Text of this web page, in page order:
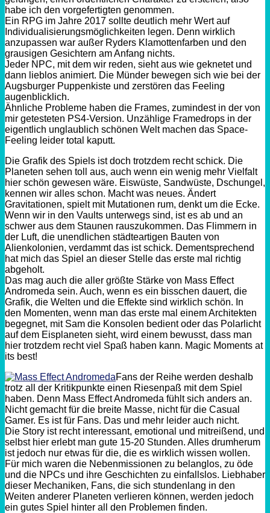
habe ich den vorgefertigten genommen.
Ein RPG im Jahre 2017 sollte deutlich mehr Wert auf
Individualisierungsmöglichkeiten legen. Denn wirklich
anzupassen war außer Ryders Klamottenfarben und den
grausigen Gesichtern am Anfang nichts.
Jeder NPC, mit dem wir reden, sieht aus wie geknetet und
dann lieblos animiert. Die Münder bewegen sich wie bei der
Augsburger Puppenkiste und zerstören das Feeling
augenblicklich.
Ähnliche Probleme haben die Frames, zumindest in der von
mir getesteten PS4-Version. Unzählige Framedrops in der
eigentlich unglaublich schönen Welt machen das Space-
Feeling leider total kaputt.
Die Grafik des Spiels ist doch trotzdem recht schick. Die
Planeten sehen toll aus, auch wenn ein wenig mehr Vielfalt
hier schön gewesen wäre. Eiswüste, Sandwüste, Dschungel,
kennen wir alles schon. Macht was neues. Ändert
Gravitationen, spielt mit Mutationen rum, denkt um die Ecke.
Wenn wir in den Vaults unterwegs sind, ist es ab und an
schwer aus dem Staunen rauszukommen. Das Flimmern in
der Luft, die unendlichen städteartigen Bauten von
Alienkolonien, verdammt das ist schick. Dementsprechend
hat mich das Spiel an dieser Stelle das erste mal richtig
abgeholt.
Das mag auch die aller größte Stärke von Mass Effect
Andromeda sein. Auch, wenn es ein bisschen dauert, die
Grafik, die Welten und die Effekte sind wirklich schön. In
den Momenten, wenn man das erste mal einem Architekten
begegnet, mit Sam die Konsolen bedient oder das Polarlicht
auf dem Eisplaneten sieht, wird einem bewusst, dass man
hier trotzdem recht viel Spaß haben kann. Magic Moments at
its best!
Fans der Reihe werden deshalb
trotz all der Kritikpunkte einen Riesenpaß mit dem Spiel
haben. Denn Mass Effect Andromeda fühlt sich anders an.
Nicht gemacht für die breite Masse, nicht für die Casual
Gamer. Es ist für Fans. Das und mehr leider auch nicht.
Die Story ist recht interessant, emotional und mitreißend, und
selbst hier erlebt man gute 15-20 Stunden. Alles drumherum
ist jedoch nur etwas für die, die es wirklich wissen wollen.
Für mich waren die Nebenmissionen zu belanglos, zu öde
und die NPCs und ihre Geschichten zu einfallslos. Liebhaber
dieser Mechaniken, Fans, die sich stundenlang in den
Weiten anderer Planeten verlieren können, werden jedoch
ein gutes Spiel hinter all den Problemen finden.